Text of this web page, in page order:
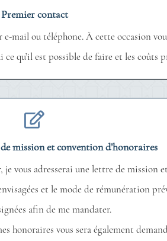
Premier contact
mail ou téléphone. À cette occasion
qu’il est possible de faire et les coûts
mission et convention d’honoraires
je vous adresserai une lettre de mission
et le mode de rémunération
afin de me mandater.
honoraires vous sera également